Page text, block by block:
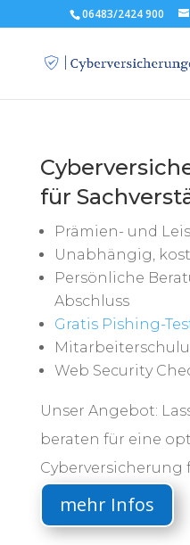
06483/2424 900
für
Prämien- und
Unabhängig,
Persönliche
Abschluss
Gratis Pishing-
Web Security
Unser Angebot:
beraten für eine
Cyberversicherung
mehr Infos